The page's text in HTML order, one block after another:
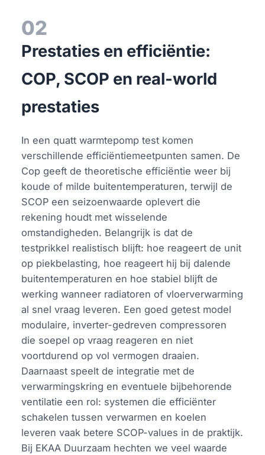
02
Prestaties en efficiëntie:
COP, SCOP en real-world
prestaties
In een quatt warmtepomp test komen
verschillende efficiëntiemeetpunten samen. De
Cop geeft de theoretische efficiëntie weer bij
koude of milde buitentemperaturen, terwijl de
SCOP een seizoenwaarde oplevert die
rekening houdt met wisselende
omstandigheden. Belangrijk is dat de
testprikkel realistisch blijft: hoe reageert de unit
op piekbelasting, hoe reageert hij bij dalende
buitentemperaturen en hoe stabiel blijft de
werking wanneer radiatoren of vloerverwarming
al snel vraag leveren. Een goed getest model
modulaire, inverter-gedreven compressoren
die soepel op vraag reageren en niet
voortdurend op vol vermogen draaien.
Daarnaast speelt de integratie met de
verwarmingskring en eventuele bijbehorende
ventilatie een rol: systemen die efficiënter
schakelen tussen verwarmen en koelen
leveren vaak betere SCOP-values in de praktijk.
Bij EKAA Duurzaam hechten we veel waarde